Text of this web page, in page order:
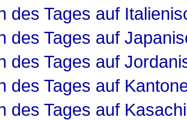
des Tages auf
des Tages auf
des Tages auf
des Tages auf
des Tages auf